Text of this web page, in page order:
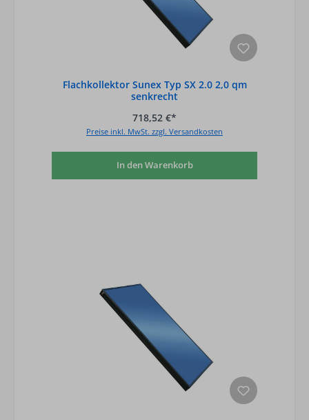
Flachkollektor Sunex Typ SX 2.0 2,0 qm
senkrecht
718,52 €*
Preise inkl. MwSt. zzgl. Versandkosten
In den Warenkorb